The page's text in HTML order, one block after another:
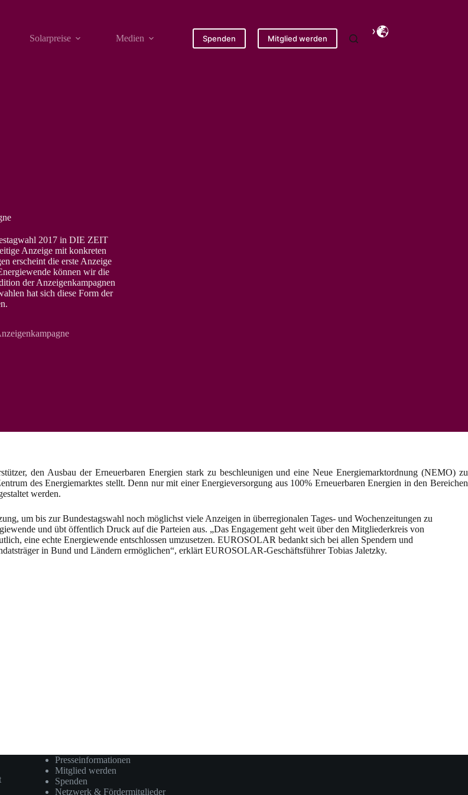
Solarpreise Medien Spenden Mitglied werden
2017 in DIE ZEIT
Anzeige mit konkreten
erscheint die erste Anzeige
können wir die
der Anzeigenkampagnen
hat sich diese Form der
den Ausbau der Erneuerbaren Energien stark zu beschleunigen und eine Neue Energiemarktordnung (NEMO) zu
des Energiemarktes stellt. Denn nur mit einer Energieversorgung aus 100% Erneuerbaren Energien in den Bereichen
werden.
um bis zur Bundestagswahl noch möglichst viele Anzeigen in überregionalen Tages- und Wochenzeitungen zu
und übt öffentlich Druck auf die Parteien aus. „Das Engagement geht weit über den Mitgliederkreis von
eine echte Energiewende entschlossen umzusetzen. EUROSOLAR bedankt sich bei allen Spendern und
in Bund und Ländern ermöglichen“, erklärt EUROSOLAR-Geschäftsführer Tobias Jaletzky.
Presseinformationen
Mitglied werden
Spenden
Netzwerk & Fördermitglieder